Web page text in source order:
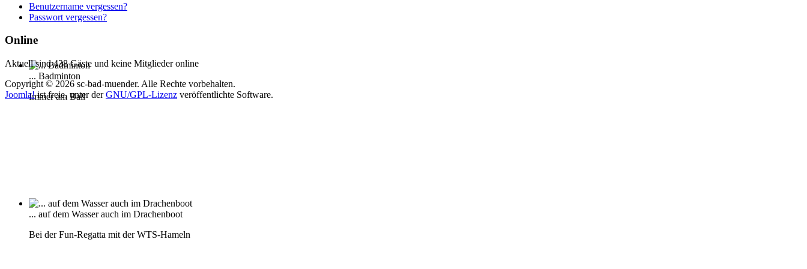
... Badminton
Immer am Ball
... auf dem Wasser auch im Drachenboot
Bei der Fun-Regatta mit der WTS-Hameln
Benutzername vergessen?
Passwort vergessen?
Online
Aktuell sind 438 Gäste und keine Mitglieder online
Copyright © 2026 sc-bad-muender. Alle Rechte vorbehalten.
Joomla!ist freie, unter derGNU/GPL-Lizenz veröffentlichte Software.